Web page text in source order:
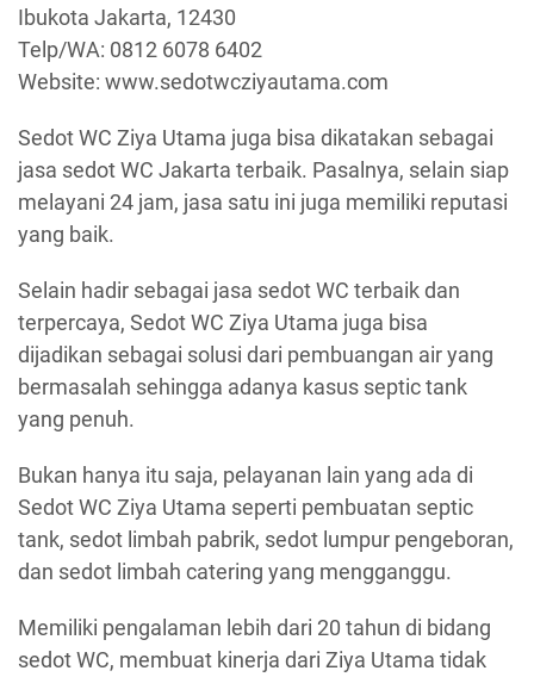
Ibukota Jakarta, 12430
Telp/WA: 0812 6078 6402
Website: www.sedotwcziyautama.com
Sedot WC Ziya Utama juga bisa dikatakan sebagai
jasa sedot WC Jakarta terbaik. Pasalnya, selain siap
melayani 24 jam, jasa satu ini juga memiliki reputasi
yang baik.
Selain hadir sebagai jasa sedot WC terbaik dan
terpercaya, Sedot WC Ziya Utama juga bisa
dijadikan sebagai solusi dari pembuangan air yang
bermasalah sehingga adanya kasus septic tank
yang penuh.
Bukan hanya itu saja, pelayanan lain yang ada di
Sedot WC Ziya Utama seperti pembuatan septic
tank, sedot limbah pabrik, sedot lumpur pengeboran,
dan sedot limbah catering yang mengganggu.
Memiliki pengalaman lebih dari 20 tahun di bidang
sedot WC, membuat kinerja dari Ziya Utama tidak